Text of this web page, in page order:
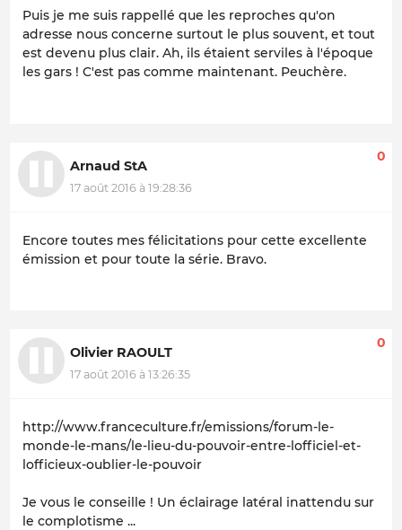
Puis je me suis rappellé que les reproches qu'on
adresse nous concerne surtout le plus souvent, et tout
est devenu plus clair. Ah, ils étaient serviles à l'époque
les gars ! C'est pas comme maintenant. Peuchère.
Arnaud StA
17 août 2016 à 19:28:36
0
Encore toutes mes félicitations pour cette excellente
émission et pour toute la série. Bravo.
Olivier RAOULT
17 août 2016 à 13:26:35
0
http://www.franceculture.fr/emissions/forum-le-
monde-le-mans/le-lieu-du-pouvoir-entre-lofficiel-et-
lofficieux-oublier-le-pouvoir
Je vous le conseille ! Un éclairage latéral inattendu sur
le complotisme ...